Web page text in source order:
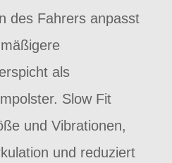
des Fahrers anpasst
als
Slow Fit
und Vibrationen,
und reduziert